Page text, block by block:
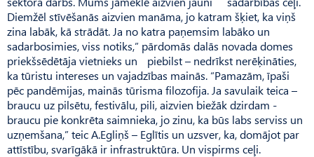
Diemžēl stīvēšanās aizvien manāma, jo katram šķiet, ka viņš
zina labāk, kā strādāt. Ja no katra paņemsim labāko un
sadarbosimies, viss notiks,” pārdomās dalās novada domes
priekšsēdētāja vietnieks un piebilst – nedrīkst nerēķināties,
ka tūristu intereses un vajadzības mainās. “Pamazām, īpaši
pēc pandēmijas, mainās tūrisma filozofija. Ja savulaik teica –
braucu uz pilsētu, festivālu, pili, aizvien biežāk dzirdam -
braucu pie konkrēta saimnieka, jo zinu, ka būs labs serviss un
uzņemšana,” teic A.Egliņš – Eglītis un uzsver, ka, domājot par
attīstību, svarīgākā ir infrastruktūra. Un vispirms ceļi.